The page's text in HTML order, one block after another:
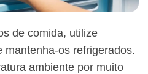
de comida, utilize
mantenha-os refrigerados.
ambiente por muito